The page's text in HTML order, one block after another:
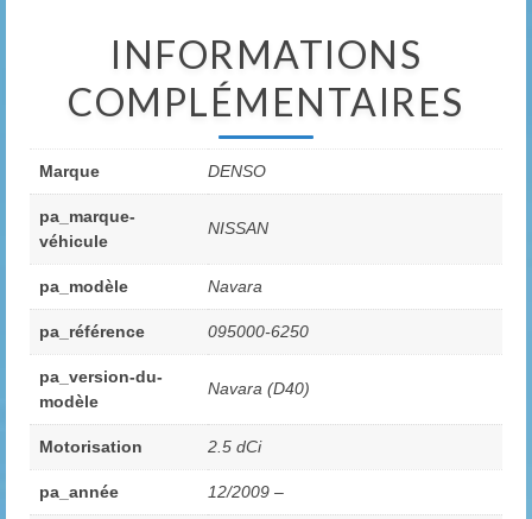
INFORMATIONS
COMPLÉMENTAIRES
Marque DENSO
pa_marque-
véhicule
NISSAN
pa_modèle Navara
pa_référence 095000-6250
pa_version-du-
modèle
Navara (D40)
Motorisation 2.5 dCi
pa_année 12/2009 –